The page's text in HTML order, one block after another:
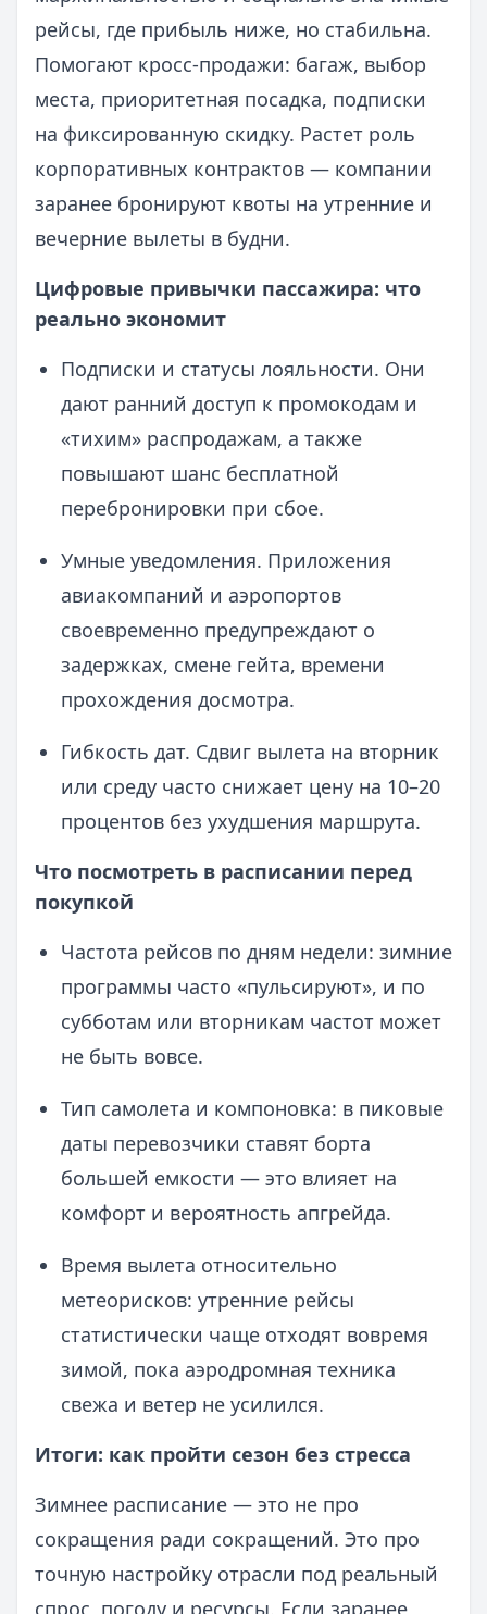
рейсы, где прибыль ниже, но стабильна.
Помогают кросс-продажи: багаж, выбор
места, приоритетная посадка, подписки
на фиксированную скидку. Растет роль
корпоративных контрактов — компании
заранее бронируют квоты на утренние и
вечерние вылеты в будни.
Цифровые привычки пассажира: что
реально экономит
Подписки и статусы лояльности. Они
дают ранний доступ к промокодам и
«тихим» распродажам, а также
повышают шанс бесплатной
перебронировки при сбое.
Умные уведомления. Приложения
авиакомпаний и аэропортов
своевременно предупреждают о
задержках, смене гейта, времени
прохождения досмотра.
Гибкость дат. Сдвиг вылета на вторник
или среду часто снижает цену на 10–20
процентов без ухудшения маршрута.
Что посмотреть в расписании перед
покупкой
Частота рейсов по дням недели: зимние
программы часто «пульсируют», и по
субботам или вторникам частот может
не быть вовсе.
Тип самолета и компоновка: в пиковые
даты перевозчики ставят борта
большей емкости — это влияет на
комфорт и вероятность апгрейда.
Время вылета относительно
метеорисков: утренние рейсы
статистически чаще отходят вовремя
зимой, пока аэродромная техника
свежа и ветер не усилился.
Итоги: как пройти сезон без стресса
Зимнее расписание — это не про
сокращения ради сокращений. Это про
точную настройку отрасли под реальный
спрос, погоду и ресурсы. Если заранее